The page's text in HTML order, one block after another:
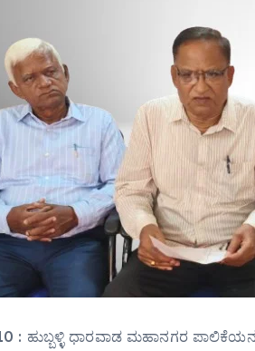
: ಹುಬ್ಬಳ್ಳಿ ಧಾರವಾಡ ಮಹಾನಗರ